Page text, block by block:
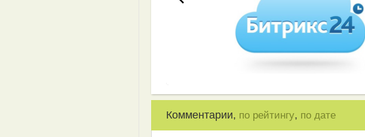
Комментарии, по рейтингу, по дате